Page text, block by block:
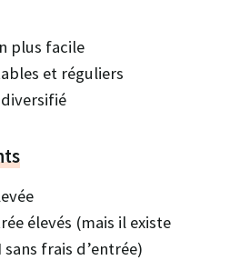
plus facile
et réguliers
élevés (mais il existe
frais d’entrée)